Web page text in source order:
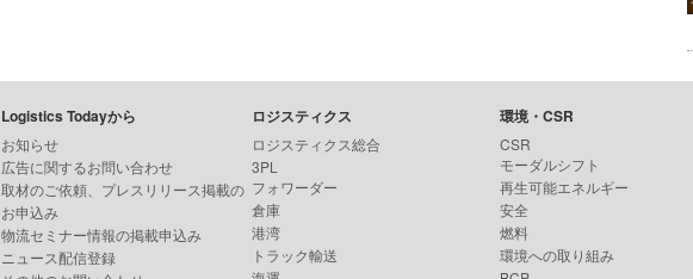
Logistics Todayから
お知らせ
広告に関するお問い合わせ
取材のご依頼、プレスリリース掲載の
お申込み
物流セミナー情報の掲載申込み
ニュース配信登録
ロジスティクス
ロジスティクス総合
3PL
フォワーダー
倉庫
港湾
トラック輸送
環境・CSR
CSR
モーダルシフト
再生可能エネルギー
安全
燃料
環境への取り組み